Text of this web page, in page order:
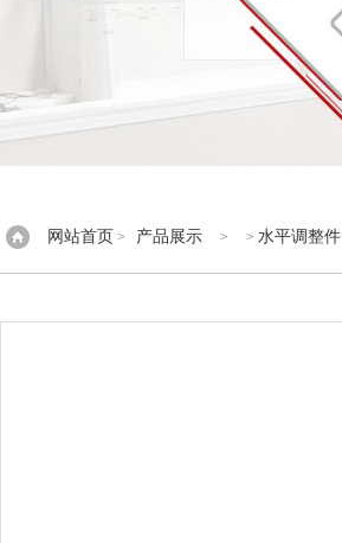
网站首页 > 产品展示 > > 水平调整件